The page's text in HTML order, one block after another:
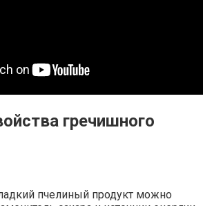
гречишного
пчелиный продукт можно